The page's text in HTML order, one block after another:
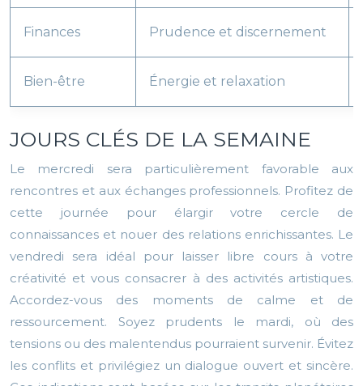
Finances Prudence et discernement
Bien-être Énergie et relaxation
JOURS CLÉS DE LA SEMAINE
Le mercredi sera particulièrement favorable aux
rencontres et aux échanges professionnels. Profitez de
cette journée pour élargir votre cercle de
connaissances et nouer des relations enrichissantes. Le
vendredi sera idéal pour laisser libre cours à votre
créativité et vous consacrer à des activités artistiques.
Accordez-vous des moments de calme et de
ressourcement. Soyez prudents le mardi, où des
tensions ou des malentendus pourraient survenir. Évitez
les conflits et privilégiez un dialogue ouvert et sincère.